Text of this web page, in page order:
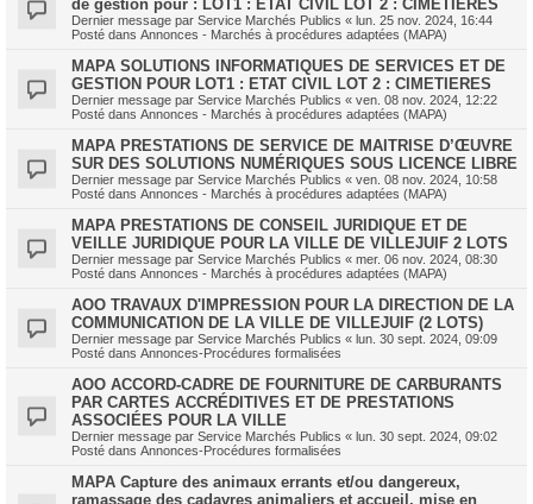
de gestion pour : LOT1 : ETAT CIVIL LOT 2 : CIMETIERES
Dernier message par Service Marchés Publics « lun. 25 nov. 2024, 16:44
Posté dans Annonces - Marchés à procédures adaptées (MAPA)
MAPA SOLUTIONS INFORMATIQUES DE SERVICES ET DE
GESTION POUR LOT1 : ETAT CIVIL LOT 2 : CIMETIERES
Dernier message par Service Marchés Publics « ven. 08 nov. 2024, 12:22
Posté dans Annonces - Marchés à procédures adaptées (MAPA)
MAPA PRESTATIONS DE SERVICE DE MAITRISE D’ŒUVRE
SUR DES SOLUTIONS NUMÉRIQUES SOUS LICENCE LIBRE
Dernier message par Service Marchés Publics « ven. 08 nov. 2024, 10:58
Posté dans Annonces - Marchés à procédures adaptées (MAPA)
MAPA PRESTATIONS DE CONSEIL JURIDIQUE ET DE
VEILLE JURIDIQUE POUR LA VILLE DE VILLEJUIF 2 LOTS
Dernier message par Service Marchés Publics « mer. 06 nov. 2024, 08:30
Posté dans Annonces - Marchés à procédures adaptées (MAPA)
AOO TRAVAUX D'IMPRESSION POUR LA DIRECTION DE LA
COMMUNICATION DE LA VILLE DE VILLEJUIF (2 LOTS)
Dernier message par Service Marchés Publics « lun. 30 sept. 2024, 09:09
Posté dans Annonces-Procédures formalisées
AOO ACCORD-CADRE DE FOURNITURE DE CARBURANTS
PAR CARTES ACCRÉDITIVES ET DE PRESTATIONS
ASSOCIÉES POUR LA VILLE
Dernier message par Service Marchés Publics « lun. 30 sept. 2024, 09:02
Posté dans Annonces-Procédures formalisées
MAPA Capture des animaux errants et/ou dangereux,
ramassage des cadavres animaliers et accueil, mise en